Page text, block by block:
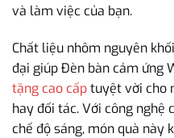
và làm việc của bạn.
Chất liệu nhôm nguyên
đại giúp Đèn bàn cảm ứng
tặng cao cấptuyệt vời cho
hay đối tác. Với công nghệ
chế độ sáng, món quà này